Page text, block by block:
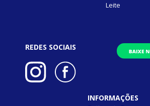
Leite
REDES SOCIAIS
INFORMAÇÕES